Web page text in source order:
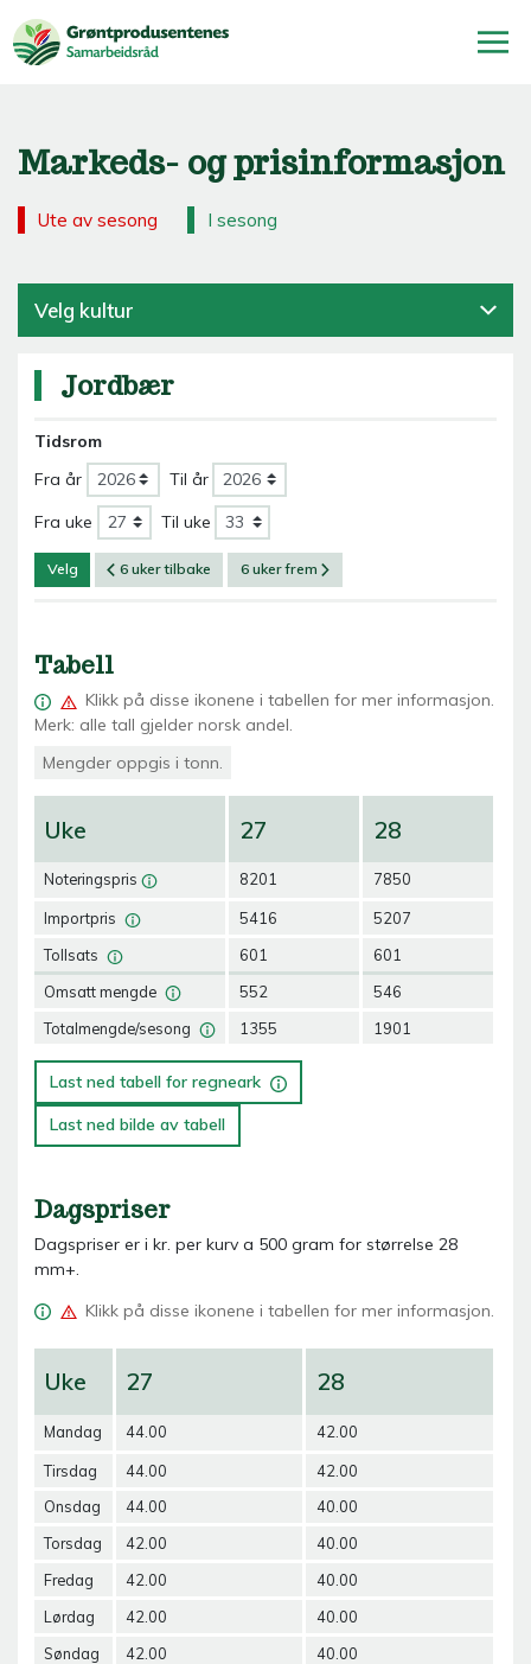
Markeds- og prisinformasjon
Ute av sesong I sesong
Velg kultur
Jordbær
Tidsrom
Fra år
Til år
Fra uke Til uke
Velg 6 uker tilbake 6 uker frem
Tabell
Klikk på disse ikonene i tabellen for mer informasjon.
Merk: alle tall gjelder norsk andel.
Mengder oppgis i tonn.
Uke
Noteringspris
Importpris
Tollsats
Omsatt mengde
Totalmengde/sesong
27
8201
5416
601
552
1355
28
7850
5207
601
546
1901
Last ned tabell for regneark
Last ned bilde av tabell
Dagspriser
Dagspriser er i kr. per kurv a 500 gram for størrelse 28
mm+.
Klikk på disse ikonene i tabellen for mer informasjon.
Uke
Mandag
Tirsdag
Onsdag
Torsdag
Fredag
Lørdag
Søndag
27
44.00
44.00
44.00
42.00
42.00
42.00
42.00
28
42.00
42.00
40.00
40.00
40.00
40.00
40.00